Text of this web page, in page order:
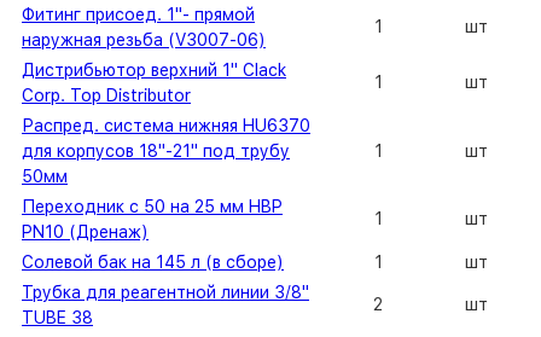
Фитинг присоед. 1"- прямой
наружная резьба (V3007-06)
1 шт
Дистрибьютор верхний 1" Clack
Corp. Top Distributor
1 шт
Распред. система нижняя HU6370
для корпусов 18"-21" под трубу
50мм
1 шт
Переходник с 50 на 25 мм HBP
PN10 (Дренаж)
1 шт
Солевой бак на 145 л (в сборе) 1
шт
Трубка для реагентной линии 3/8"
TUBE 38
2 шт